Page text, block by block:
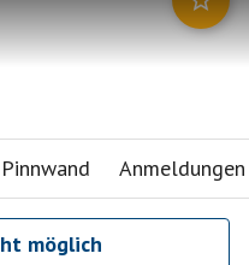
Pinnwand Anmeldungen
möglich